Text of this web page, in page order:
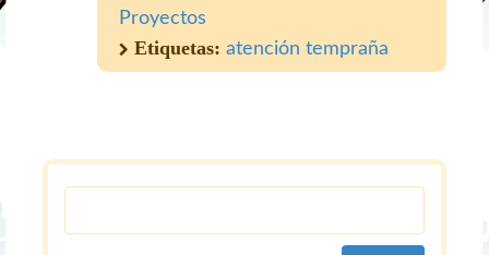
Proyectos
Etiquetas: atención tempraña